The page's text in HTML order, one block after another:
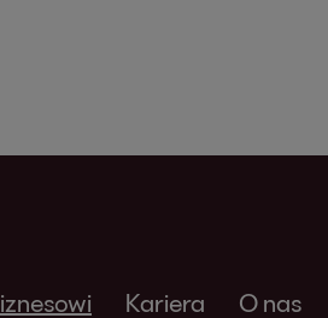
Kariera O nas